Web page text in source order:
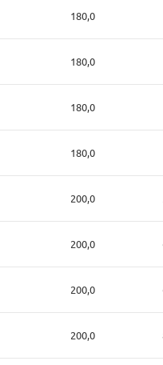
180,0
180,0
180,0
180,0
200,0
200,0
200,0
200,0